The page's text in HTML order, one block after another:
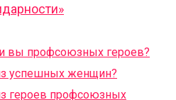
вы профсоюзных героев?
успешных женщин?
героев профсоюзных